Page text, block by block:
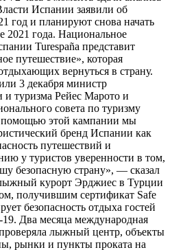
Испании заявили об
год и планируют снова начать
2021 года. Национальное
Turespaña представит
путешествие», которая
вернуться в страну.
3 декабря министр
туризма Рейес Марото и
совета по туризму
помощью этой кампании мы
бренд Испании как
путешествий и
у туристов уверенности в том,
безопасную страну», — сказал
курорт Эрджиес в Турции
получившим сертификат Safe
безопасность отдыха гостей
Два месяца международная
лыжный центр, объекты
рынки и пункты проката на